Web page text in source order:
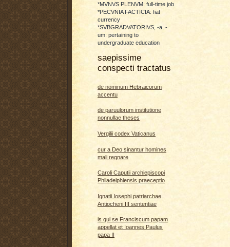
*MVNVS PLENVM: full-time job
*PECVNIA FACTICIA: fiat
currency
*SVBGRADVATORIVS, -a, -
um: pertaining to
undergraduate education
saepissime
conspecti tractatus
de nominum Hebraicorum
accentu
de paruulorum institutione
nonnullae theses
Vergilii codex Vaticanus
cur a Deo sinantur homines
mali regnare
Caroli Caputii archiepiscopi
Philadelphiensis praeceptio
Ignatii Iosephi patriarchae
Antiocheni III sententiae
is qui se Franciscum papam
appellat et Ioannes Paulus
papa II